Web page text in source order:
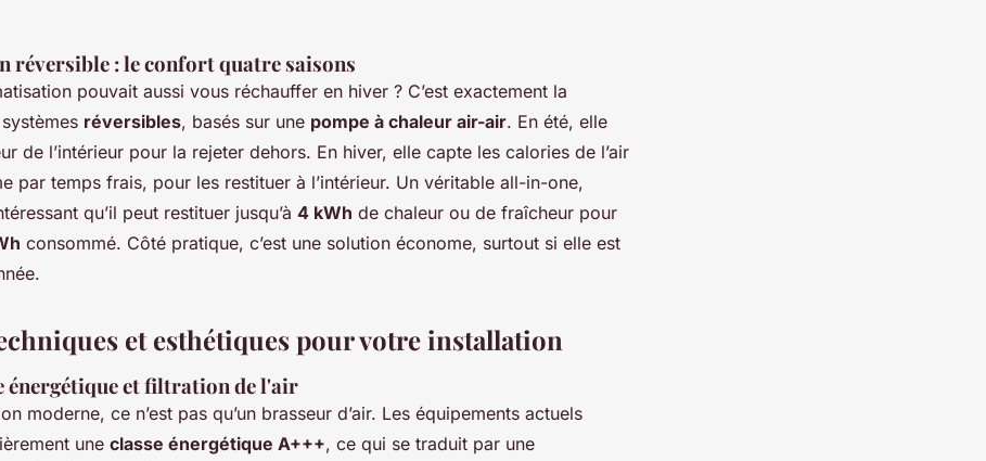
réversible : le confort quatre saisons
pouvait aussi vous réchauffer en hiver ? C’est exactement la
réversibles, basés sur une pompe à chaleur air-air. En été, elle
de l’intérieur pour la rejeter dehors. En hiver, elle capte les calories de l’air
par temps frais, pour les restituer à l’intérieur. Un véritable all-in-one,
qu’il peut restituer jusqu’à 4 kWh de chaleur ou de fraîcheur pour
consommé. Côté pratique, c’est une solution économe, surtout si elle est
et esthétiques pour votre installation
énergétique et filtration de l'air
moderne, ce n’est pas qu’un brasseur d’air. Les équipements actuels
une classe énergétique A+++, ce qui se traduit par une